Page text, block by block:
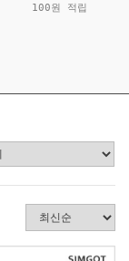
100원 적립